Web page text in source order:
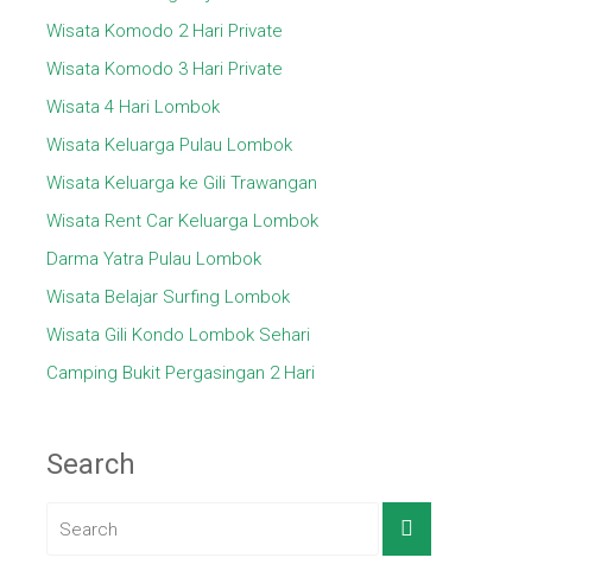
Wisata Komodo 2 Hari Private
Wisata Komodo 3 Hari Private
Wisata 4 Hari Lombok
Wisata Keluarga Pulau Lombok
Wisata Keluarga ke Gili Trawangan
Wisata Rent Car Keluarga Lombok
Darma Yatra Pulau Lombok
Wisata Belajar Surfing Lombok
Wisata Gili Kondo Lombok Sehari
Camping Bukit Pergasingan 2 Hari
Search